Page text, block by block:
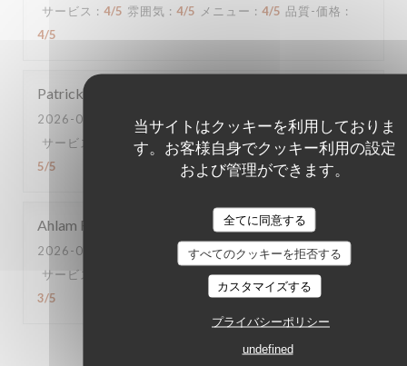
当サイトはクッキーを利用しておりま
す。お客様自身でクッキー利用の設定
および管理ができます。
全てに同意する
すべてのクッキーを拒否する
カスタマイズする
プライバシーポリシー
undefined
サービス : 4/5 雰囲気 : 4/5 メニュー : 4/5 品質-価格 :
4/5
Patrick
2026-08-06
- 21:00 - ゲスト 6
サービス
雰囲気 : 5/5 メニュー: 5/5 品質-価格:
5/5
Ahlam F
2026-08-02
- 20:30 - ゲスト 2
サービス
メニュー: 3/5 品質-価格
3/5
3